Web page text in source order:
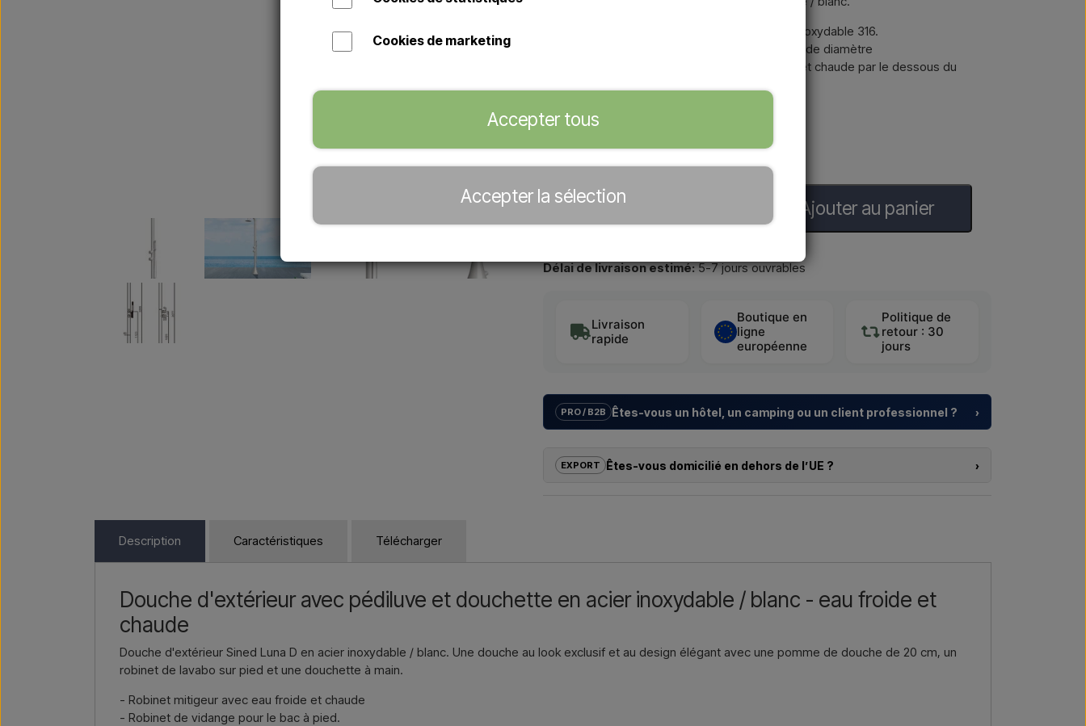
Douche d'extérieur Sined Luna D en acier inoxydable 316.
Douche avec pomme de douche de 20 cm de diamètre
Préparée pour l'alimentation en eau froide et chaude par le dessous du
− Ajouter au panier
Délai de livraison estimé:5-7 jours ouvrables
Livraison
rapide
Boutique en
ligne
européenne
Politique de
retour : 30
jours
PRO / B2B Êtes-vous un hôtel, un camping ou un client professionnel ?
›
avec des
la bonne installation.
EXPORT Êtes-vous domicilié en dehors de l’UE ?
›
que les adresses de facturation et de livraison, et vous recevrez une offre.
Description Caractéristiques Télécharger
Douche d'extérieur avec pédiluve et douchette en acier inoxydable / blanc - eau froide et
chaude
Douche d'extérieur Sined Luna D en acier inoxydable / blanc. Une douche au look exclusif et au design élégant avec une pomme de douche de 20 cm, un
robinet de lavabo sur pied et une douchette à main.
- Robinet mitigeur avec eau froide et chaude
- Robinet de vidange pour le bac à pied.
Cookies de marketing
Accepter tous
Accepter la sélection